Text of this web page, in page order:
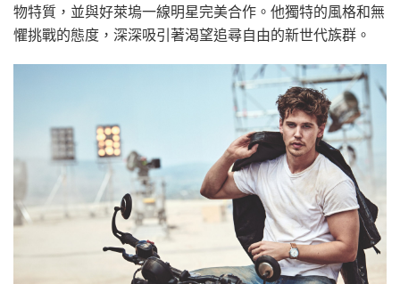
物特質，並與好萊塢一線明星完美合作。他獨特的風格和無
懼挑戰的態度，深深吸引著渴望追尋自由的新世代族群。